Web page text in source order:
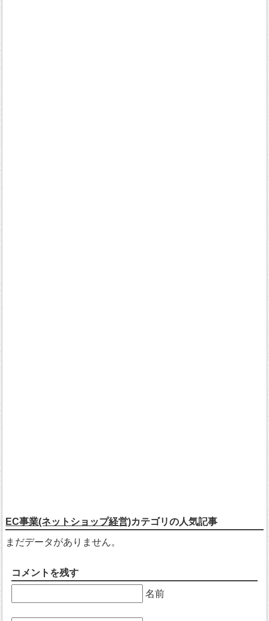
EC事業(ネットショップ経営)カテゴリの人気記事
まだデータがありません。
コメントを残す
名前